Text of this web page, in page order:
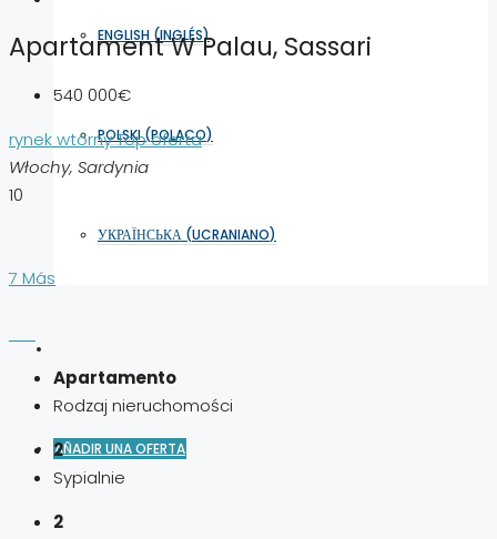
ENGLISH (INGLÉS)
POLSKI(POLACO)
УКРАЇНСЬКА (UCRANIANO)
AÑADIR UNA OFERTA
Apartament W Palau, Sassari
540 000€
rynek wtórnyTop oferta
Włochy, Sardynia
10
7 Más
Apartamento
Rodzaj nieruchomości
2
Sypialnie
2